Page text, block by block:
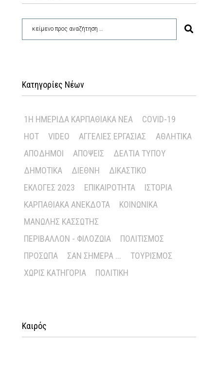
Κατηγορίες Νέων
1Η ΗΜΕΡΊΔΑ ΚΑΡΠΑΘΙΑΚΆ ΝΈΑ
COVID-19
HOT
VIDEO ΑΓΓΕΛΊΕΣ ΕΡΓΑΣΊΑΣ
ΑΘΛΗΤΙΚΆ
ΑΠΌΔΗΜΟΙ
ΑΠΌΨΕΙΣ
ΔΕΛΤΊΑ ΤΎΠΟΥ
ΔΗΜΟΤΙΚΆ
ΔΙΕΘΝΉ
ΔΙΚΑΣΤΙΚΌ
ΕΚΛΟΓΈΣ 2023
ΕΠΙΚΑΙΡΌΤΗΤΑ
ΙΣΤΟΡΊΑ
ΚΑΡΠΑΘΙΑΚΆ ΑΝΈΚΔΟΤΑ
ΚΟΙΝΩΝΙΚΆ
ΜΑΝΏΛΗΣ ΚΑΣΣΏΤΗΣ
ΠΕΡΙΒΆΛΛΟΝ - ΦΙΛΟΖΩΊΑ
ΠΟΛΙΤΙΣΜΌΣ
ΠΡΌΣΩΠΑ
ΣΑΝ ΣΉΜΕΡΑ ...
ΤΟΥΡΙΣΜΌΣ
ΧΩΡΊΣ ΚΑΤΗΓΟΡΊΑ
ΠΟΛΙΤΙΚΉ
Καιρός